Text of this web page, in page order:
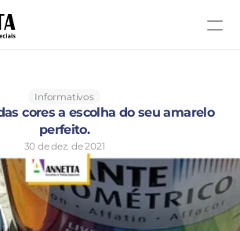
Informativos
cores a escolha do seu amarelo
perfeito.
30 de dez. de 2021